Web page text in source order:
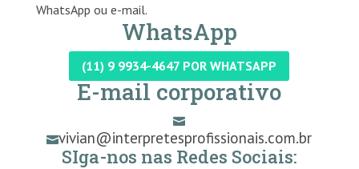
WhatsApp ou e-mail.
WhatsApp
(11) 9 9934-4647 POR WHATSAPP
E-mail corporativo

vivian@interpretesprofissionais.com.br
SIga-nos nas Redes Sociais: